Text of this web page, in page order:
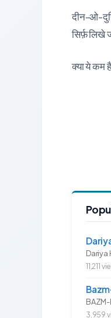
दीन-ओ-
सिर्फ़ लिखे
क्या ये कम
Dariya
11,211
BAZM-
3,959